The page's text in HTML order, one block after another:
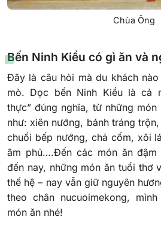
Chùa Ông
Bến Ninh Kiều có gì ăn và
Đây là câu hỏi mà du khách
mò. Dọc bến Ninh Kiều là cả
thực” đúng nghĩa, từ những
như: xiên nướng, bánh tráng
chuối bếp nướng, chả cốm, xôi
âm phủ….Đến các món ăn
đến nay, những món ăn tuổi thơ
thế hệ – nay vẫn giữ nguyên
theo chân nucuoimekong,
món ăn nhé!